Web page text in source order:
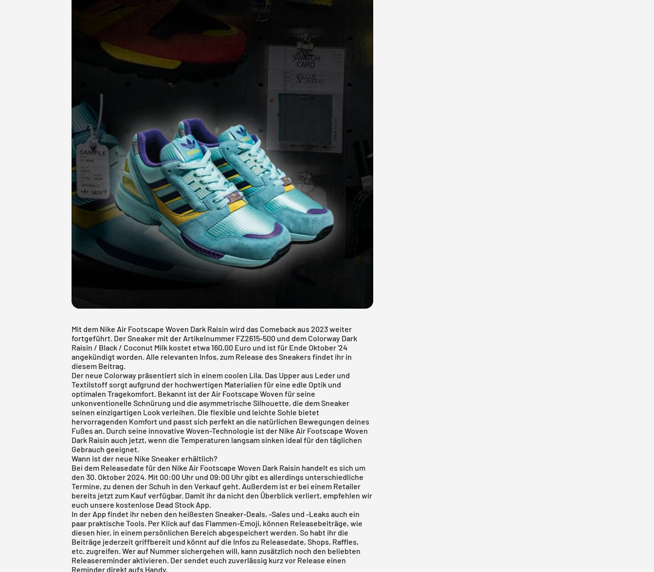
Mit dem Nike Air Footscape Woven Dark Raisin wird das Comeback aus 2023 weiter
fortgeführt. Der Sneaker mit der Artikelnummer FZ2615-500 und dem Colorway Dark
Raisin / Black / Coconut Milk kostet etwa 160,00 Euro und ist für Ende Oktober '24
angekündigt worden. Alle relevanten Infos, zum Release des Sneakers findet ihr in
diesem Beitrag.
Der neue Colorway präsentiert sich in einem coolen Lila. Das Upper aus Leder und
Textilstoff sorgt aufgrund der hochwertigen Materialien für eine edle Optik und
optimalen Tragekomfort. Bekannt ist der Air Footscape Woven für seine
unkonventionelle Schnürung und die asymmetrische Silhouette, die dem Sneaker
seinen einzigartigen Look verleihen. Die flexible und leichte Sohle bietet
hervorragenden Komfort und passt sich perfekt an die natürlichen Bewegungen deines
Fußes an. Durch seine innovative Woven-Technologie ist der Nike Air Footscape Woven
Dark Raisin auch jetzt, wenn die Temperaturen langsam sinken ideal für den täglichen
Gebrauch geeignet.
Wann ist der neue Nike Sneaker erhältlich?
Bei dem Releasedate für den Nike Air Footscape Woven Dark Raisin handelt es sich um
den 30. Oktober 2024. Mit 00:00 Uhr und 09:00 Uhr gibt es allerdings unterschiedliche
Termine, zu denen der Schuh in den Verkauf geht. Außerdem ist er bei einem Retailer
bereits jetzt zum Kauf verfügbar. Damit ihr da nicht den Überblick verliert, empfehlen wir
euch unsere kostenlose Dead Stock App
In der App findet ihr neben den heißesten Sneaker-Deals, -Sales und -Leaks auch ein
paar praktische Tools. Per Klick auf das Flammen-Emoji, können Releasebeiträge, wie
diesen hier, in einem persönlichen Bereich abgespeichert werden. So habt ihr die
Beiträge jederzeit griffbereit und könnt auf die Infos zu Releasedate, Shops, Raffles,
etc. zugreifen. Wer auf Nummer sichergehen will, kann zusätzlich noch den beliebten
Releasereminder aktivieren. Der sendet euch zuverlässig kurz vor Release einen
Reminder direkt aufs Handy.